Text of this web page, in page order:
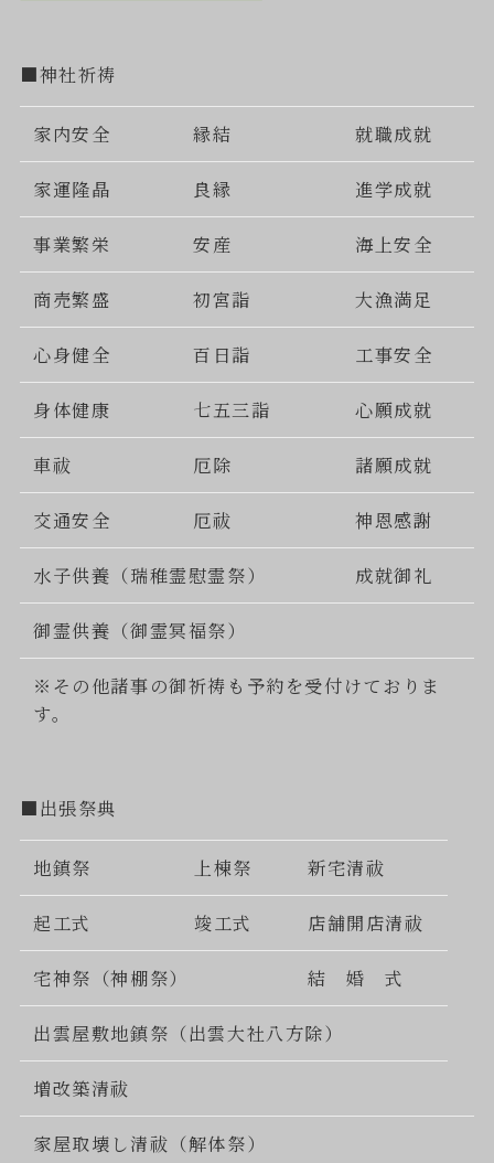
■神社祈祷
家内安全 縁結 就職成就
家運隆晶 良縁 進学成就
事業繁栄 安産 海上安全
商売繁盛 初宮詣 大漁満足
心身健全 百日詣 工事安全
身体健康 七五三詣 心願成就
車祓 厄除 諸願成就
交通安全 厄祓 神恩感謝
水子供養（瑞稚霊慰霊祭） 成就御礼
御霊供養（御霊冥福祭）
※その他諸事の御祈祷も予約を受付けておりま
す。
■出張祭典
地鎮祭 上棟祭 新宅清祓
起工式 竣工式 店舗開店清祓
宅神祭（神棚祭） 結 婚 式
出雲屋敷地鎮祭（出雲大社八方除）
増改築清祓
家屋取壊し清祓（解体祭）